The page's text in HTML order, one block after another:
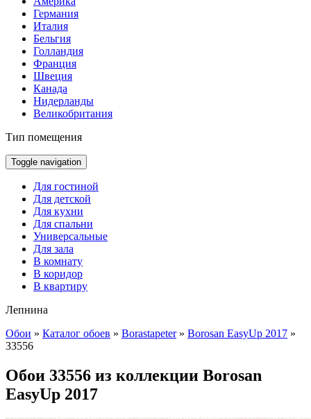
Германия
Италия
Бельгия
Голландия
Франция
Швеция
Канада
Нидерланды
Великобритания
Тип помещения
Toggle navigation
Для гостиной
Для детской
Для кухни
Для спальни
Универсальные
Для зала
В комнату
В коридор
В квартиру
Лепнина
Обои » Каталог обоев » Borastapeter» Borosan EasyUp 2017 »
33556
Обои 33556 из коллекции Borosan
EasyUp 2017